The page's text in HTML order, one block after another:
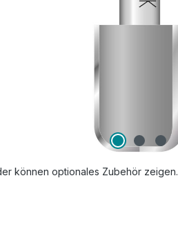
können optionales Zubehör zeigen.